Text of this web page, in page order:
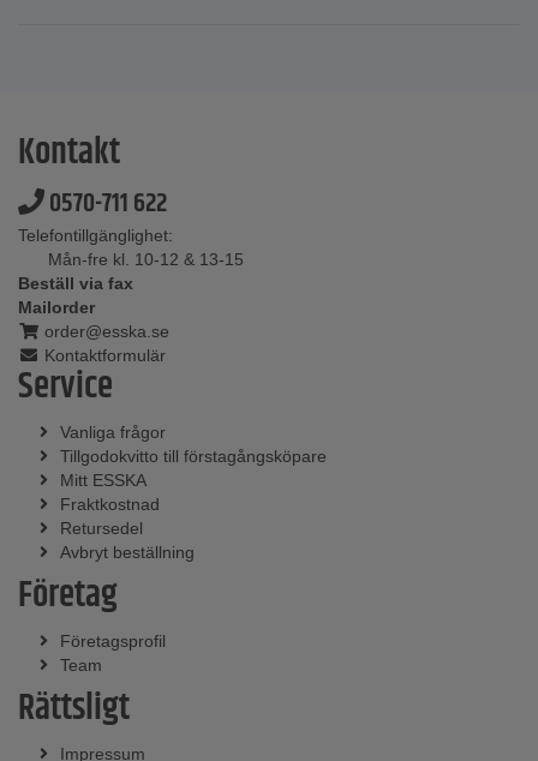
Kontakt
0570-711 622
Telefontillgänglighet:
Mån-fre kl. 10-12 & 13-15
Beställ via fax
Mailorder
order@esska.se
Kontaktformulär
Service
Vanliga frågor
Tillgodokvitto till förstagångsköpare
Mitt ESSKA
Fraktkostnad
Retursedel
Avbryt beställning
Företag
Företagsprofil
Team
Rättsligt
Impressum